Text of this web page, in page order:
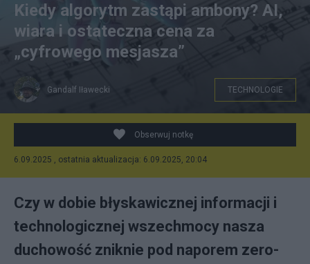
pfrr.pl
Kiedy algorytm zastąpi ambony? AI,
wiara i ostateczna cena za
„cyfrowego mesjasza”
Gandalf Iławecki TECHNOLOGIE
Obserwuj notkę
6.09.2025 , ostatnia aktualizacja: 6.09.2025, 20:04
Czy w dobie błyskawicznej informacji i
technologicznej wszechmocy nasza
duchowość zniknie pod naporem zero-